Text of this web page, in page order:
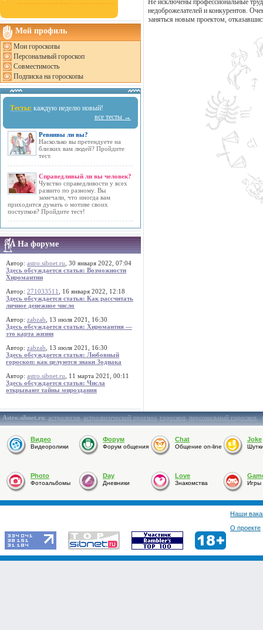
Мой профиль
Мои гороскопы
Персональный гороскоп
Совместимость
Подписка на гороскопы
Тесты: каждую неделю новый!
все тесты →
Ревнивы ли вы?
Насколько вы претендуете на
близких вам людей? Пройдите
тест.
Справедливый ли вы человек?
Чувство справедливости у всех
развито по разному. Вы
замечали, что иногда вам
приходится думать о мотиве своих
поступков? Пройдите тест!
На форуме
Автор: astro.sibnet.ru , 30 января 2022, 07:04
Здесь обсуждается статья: Возможности
Хиромантии
Автор: 271033511
, 16 января 2022, 12:18
Здесь обсуждается статья: Как рассчитать
личное денежное число
Автор: zabzab , 13 июля 2021, 16:30
Здесь обсуждается статья: Хиромантия —
это карта жизни
Автор: zabzab , 13 июля 2021, 16:30
Здесь обсуждается статья: Любовный
гороскоп: как целуются знаки Зодиака
Автор: astro.sibnet.ru , 11 марта 2021, 00:11
Здесь обсуждается статья: Числа
открывают тайны мироздания
недоброжелателей и конкурентов.
заняться новым проектом,
Astro.sibnet.ru:астрология,астрологический прогноз,гороскоп,персональный гороскоп,
Видео
Видеоролики
Форум
Форум общения
Chat
Общение on-line
Joke
Photo
Фотоальбомы
Day
Дневники
Love
Знакомства Игры
Наши
О проекте